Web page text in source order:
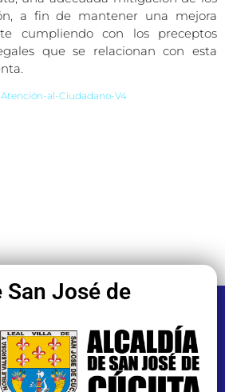
a fin de mantener una mejora
cumpliendo con los preceptos
que se relacionan con esta
al-Ciudadano-V4
José de